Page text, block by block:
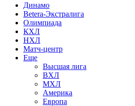
Динамо
Betera-Экстралига
Олимпиада
КХЛ
НХЛ
Матч-центр
Еще
Высшая лига
ВХЛ
МХЛ
Америка
Европа